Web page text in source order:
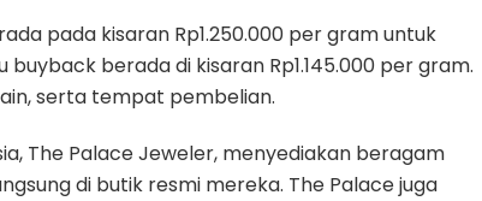
pada kisaran Rp1.250.000 per gram untuk
berada di kisaran Rp1.145.000 per gram.
serta tempat pembelian.
The Palace Jeweler, menyediakan beragam
di butik resmi mereka. The Palace juga